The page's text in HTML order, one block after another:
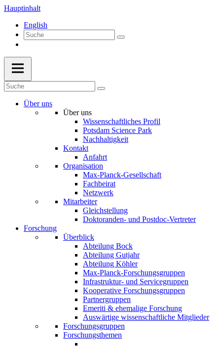
Hauptinhalt
English
Über uns
Über uns
Wissenschaftliches Profil
Potsdam Science Park
Nachhaltigkeit
Kontakt
Anfahrt
Organisation
Max-Planck-Gesellschaft
Fachbeirat
Netzwerk
Mitarbeiter
Gleichstellung
Doktoranden- und Postdoc-Vertreter
Forschung
Überblick
Abteilung Bock
Abteilung Gutjahr
Abteilung Köhler
Max-Planck-Forschungsgruppen
Infrastruktur- und Servicegruppen
Kooperative Forschungsgruppen
Partnergruppen
Emeriti & ehemalige Forschung
Auswärtige wissenschaftliche Mitglieder
Forschungsgruppen
Forschungsthemen